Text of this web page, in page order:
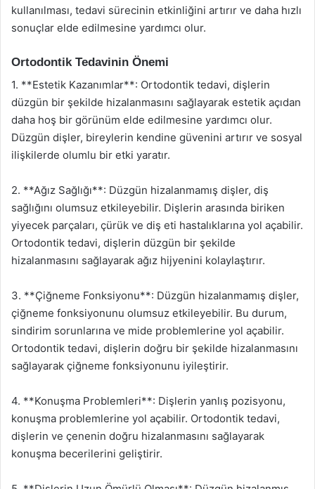
kullanılması, tedavi sürecinin etkinliğini artırır ve daha hızlı
sonuçlar elde edilmesine yardımcı olur.
Ortodontik Tedavinin Önemi
1. **Estetik Kazanımlar**: Ortodontik tedavi, dişlerin
düzgün bir şekilde hizalanmasını sağlayarak estetik açıdan
daha hoş bir görünüm elde edilmesine yardımcı olur.
Düzgün dişler, bireylerin kendine güvenini artırır ve sosyal
ilişkilerde olumlu bir etki yaratır.
2. **Ağız Sağlığı**: Düzgün hizalanmamış dişler, diş
sağlığını olumsuz etkileyebilir. Dişlerin arasında biriken
yiyecek parçaları, çürük ve diş eti hastalıklarına yol açabilir.
Ortodontik tedavi, dişlerin düzgün bir şekilde
hizalanmasını sağlayarak ağız hijyenini kolaylaştırır.
3. **Çiğneme Fonksiyonu**: Düzgün hizalanmamış dişler,
çiğneme fonksiyonunu olumsuz etkileyebilir. Bu durum,
sindirim sorunlarına ve mide problemlerine yol açabilir.
Ortodontik tedavi, dişlerin doğru bir şekilde hizalanmasını
sağlayarak çiğneme fonksiyonunu iyileştirir.
4. **Konuşma Problemleri**: Dişlerin yanlış pozisyonu,
konuşma problemlerine yol açabilir. Ortodontik tedavi,
dişlerin ve çenenin doğru hizalanmasını sağlayarak
konuşma becerilerini geliştirir.